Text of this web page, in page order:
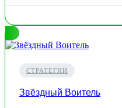
СТРАТЕГИИ
Звёздный Воитель